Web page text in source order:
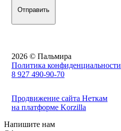
2026 © Пальмира
Политика конфиденциальности
8 927 490-90-70
Продвижение сайта Неткам
на платформе Korzilla
Напишите нам